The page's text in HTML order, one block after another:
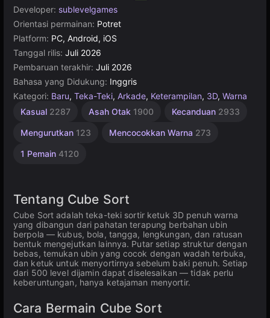
Developer: sublevelgames
Orientasi permainan: Potret
Platform: PC, Android, iOS
Tanggal rilis: Juli 2026
Pembaruan terakhir: Juli 2026
Bahasa yang Didukung: Inggris
Kategori: Baru, Teka-Teki, Arkade, Keterampilan, 3D, Warna
Kasual 2287 Asah Otak 1900 Kecanduan 2933
Mengurutkan 123 Mencocokkan Warna 273
1 Pemain 4120
Petualangan
Tentang Cube Sort
Cube Sort adalah teka-teki sortir ketuk 3D penuh warna
yang dibangun dari pahatan terapung berbahan ubin
berpola — kubus, bola, tangga, lengkungan, dan ratusan
bentuk mengejutkan lainnya. Putar setiap struktur dengan
bebas, temukan ubin yang cocok dengan wadah terbuka,
dan ketuk untuk menyortirnya sebelum baki penuh. Setiap
dari 500 level dijamin dapat diselesaikan — tidak perlu
keberuntungan, hanya ketajaman menyortir.
Cara Bermain Cube Sort